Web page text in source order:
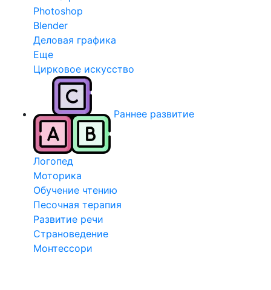
Photoshop
Blender
Деловая графика
Еще
Цирковое искусство
Раннее развитие
Логопед
Моторика
Обучение чтению
Песочная терапия
Развитие речи
Страноведение
Монтессори